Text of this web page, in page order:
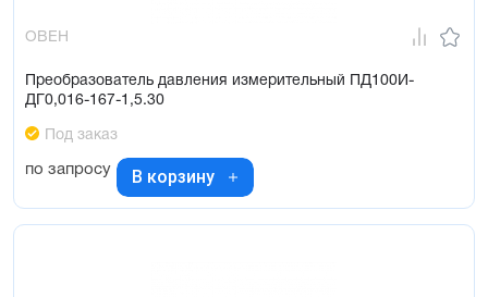
ОВЕН
Преобразователь давления измерительный ПД100И-
ДГ0,016-167-1,5.30
Под заказ
по запросу В корзину